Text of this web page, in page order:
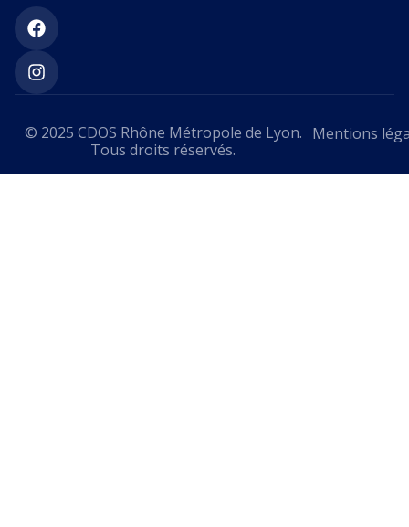
© 2025 CDOS Rhône Métropole de Lyon.
Tous droits réservés.
Mentions